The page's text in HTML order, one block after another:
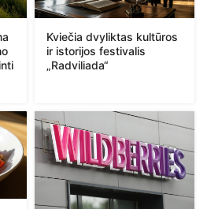
Kviečia dvyliktas kultūros
ir istorijos festivalis
„Radviliada“